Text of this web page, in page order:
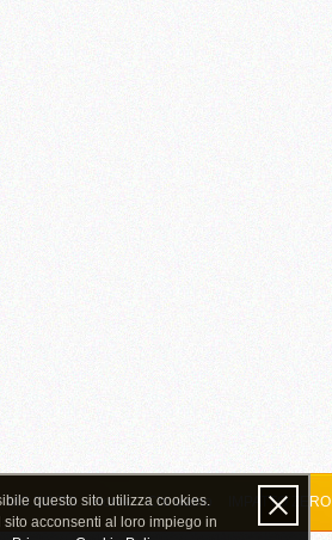
MO.SO.TO. - Home Chi siamo IMPATTO ZERO
questo sito utilizza cookies.
acconsenti al loro impiego in